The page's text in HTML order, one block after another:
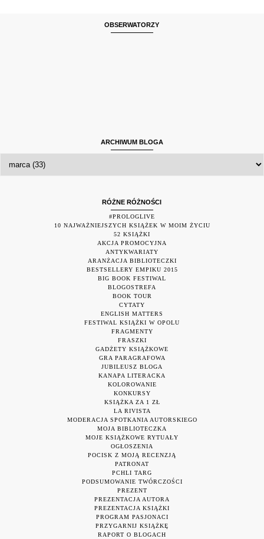
OBSERWATORZY
ARCHIWUM BLOGA
RÓŻNE RÓŻNOŚCI
#PROLOGLIVE
10 NAJWAŻNIEJSZYCH KSIĄŻEK W MOIM ŻYCIU
52 KSIĄŻKI
AKCJA PROMOCYJNA
ANTYKWARIATY
ARANŻACJA BIBLIOTECZKI
BESTSELLERY EMPIKU 2015
BIG BOOK FESTIWAL
BLOGOSTREFA
BOOK TOUR
CYTATY
ENGLISH MATTERS
FESTIWAL KSIĄŻKI W OPOLU
FRAGMENTY
FRASZKI
GADŻETY KSIĄŻKOWE
GRA PARAGRAFOWA
JUBILEUSZ BLOGA
KANAPA LITERACKA
KOLOROWANIE
KONKURSY
KSIĄŻKA ZA 1 ZŁ
LA RIVISTA
MODERACJA SPOTKANIA AUTORSKIEGO
MOJA BIBLIOTECZKA
MOJE KSIĄŻKOWE RYTUAŁY
OGŁOSZENIA
POCISK Z MOJĄ RECENZJĄ
PATRONAT
PCHLI TARG
PODSUMOWANIE TWÓRCZOŚCI
PREZENT
PREZENTACJA AUTORA
PREZENTACJA KSIĄŻKI
PROGRAM PASJONACI
PRZYGARNIJ KSIĄŻKĘ
RAPORT O BLOGACH